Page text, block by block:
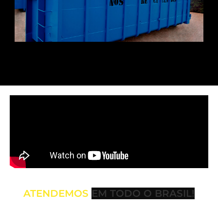
ATENDEMOS